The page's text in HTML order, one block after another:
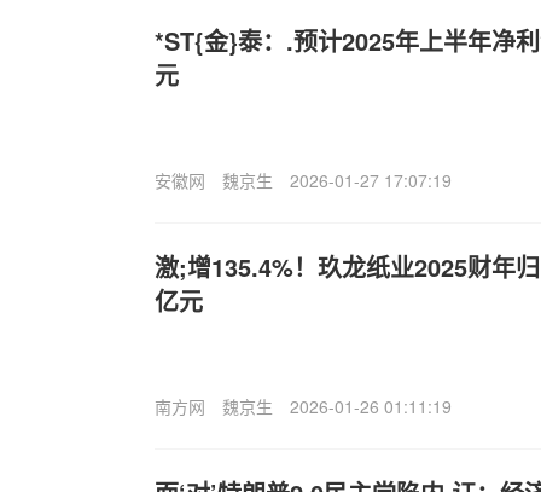
*ST{金}泰：.预计2025年上半年净
元
安徽网 魏京生 2026-01-27 17:07:19
激;增135.4%！玖龙纸业2025财年
亿元
南方网 魏京生 2026-01-26 01:11:19